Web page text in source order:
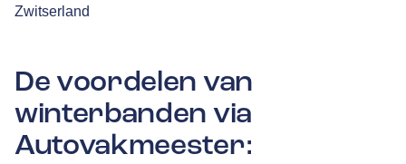
Zwitserland
De voordelen van
winterbanden via
Autovakmeester: